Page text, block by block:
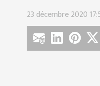
23 décembre 2020